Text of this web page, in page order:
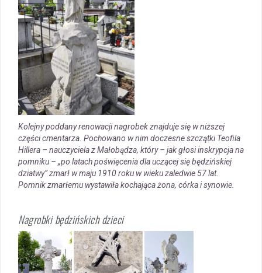
Kolejny poddany renowacji nagrobek znajduje się w niższej
części cmentarza. Pochowano w nim doczesne szczątki Teofila
Hillera – nauczyciela z Małobądza, który – jak głosi inskrypcja na
pomniku – „po latach poświęcenia dla uczącej się będzińskiej
dziatwy” zmarł w maju 1910 roku w wieku zaledwie 57 lat.
Pomnik zmarłemu wystawiła kochająca żona, córka i synowie.
Nagrobki będzińskich dzieci